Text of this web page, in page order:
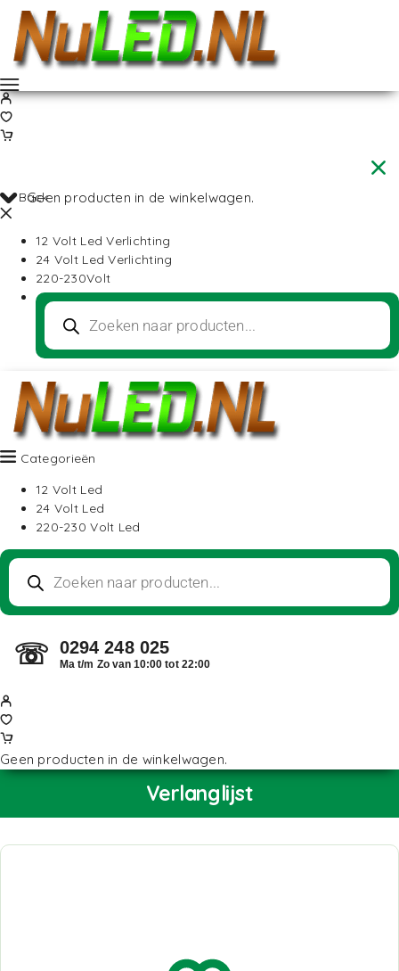
Geen producten in de winkelwagen.
Back
12 Volt Led Verlichting
24 Volt Led Verlichting
220-230Volt
Categorieën
12 Volt Led
24 Volt Led
220-230 Volt Led
☏ 0294 248 025
Ma t/m Zo van 10:00 tot 22:00
Geen producten in de winkelwagen.
Verlanglijst